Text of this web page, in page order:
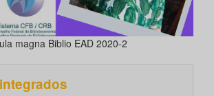
magna Biblio EAD 2020-2